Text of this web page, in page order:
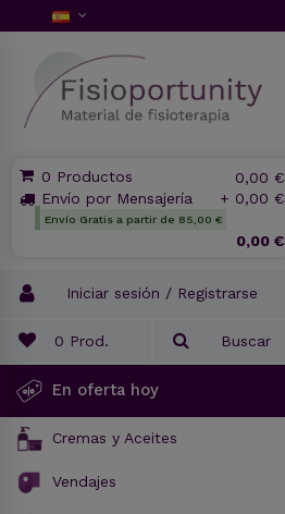
0 Productos
0,00 €
Envío por Mensajería
+ 0,00 €
Envío Gratis a partir de 85,00 €
0,00 €
Iniciar sesión / Registrarse
0 Prod. Buscar
En oferta hoy
Cremas y Aceites
Vendajes